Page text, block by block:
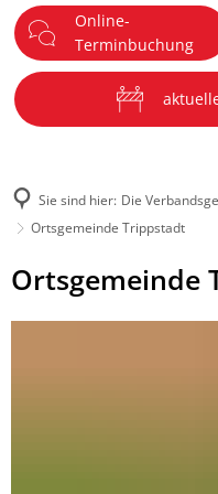
Menü
Online-
Terminbuchung
Sie sind hier: Die
Ortsgemeinde Trippstadt
Ortsgemeinde
Trippstadt
Ortsgemeinde